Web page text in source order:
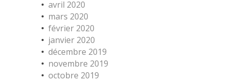
avril 2020
mars 2020
février 2020
janvier 2020
décembre 2019
novembre 2019
octobre 2019